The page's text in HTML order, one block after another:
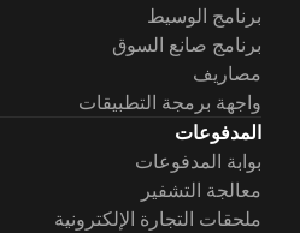
برنامج الوسيط
برنامج صانع السوق
مصاريف
واجهة برمجة التطبيقات
المدفوعات
بوابة المدفوعات
معالجة التشفير
ملحقات التجارة الإلكترونية